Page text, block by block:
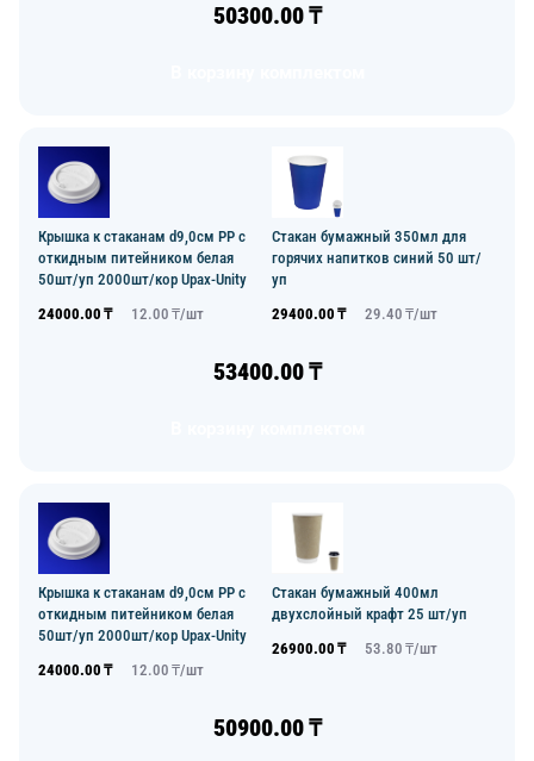
50300.00₸
Крышка к стаканам d9,0см PP с
откидным питейником белая
50шт/уп 2000шт/кор Upax-Unity
24000.00 ₸ 12.00 ₸/шт
Стакан бумажный 350мл для
горячих напитков синий 50 шт/
уп
29400.00 ₸ 29.40 ₸/шт
53400.00₸
Крышка к стаканам d9,0см PP с
откидным питейником белая
50шт/уп 2000шт/кор Upax-Unity
24000.00 ₸ 12.00 ₸/шт
Стакан бумажный 400мл
двухслойный крафт 25 шт/уп
26900.00 ₸ 53.80 ₸/шт
50900.00₸